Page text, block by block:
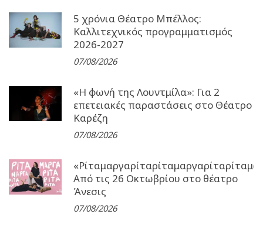
5 χρόνια Θέατρο Μπέλλος:
Καλλιτεχνικός προγραμματισμός
2026-2027
07/08/2026
«Η φωνή της Λουντμίλα»: Για 2
επετειακές παραστάσεις στο Θέατρο
Καρέζη
07/08/2026
Από τις 26 Οκτωβρίου στο θέατρο
Άνεσις
07/08/2026